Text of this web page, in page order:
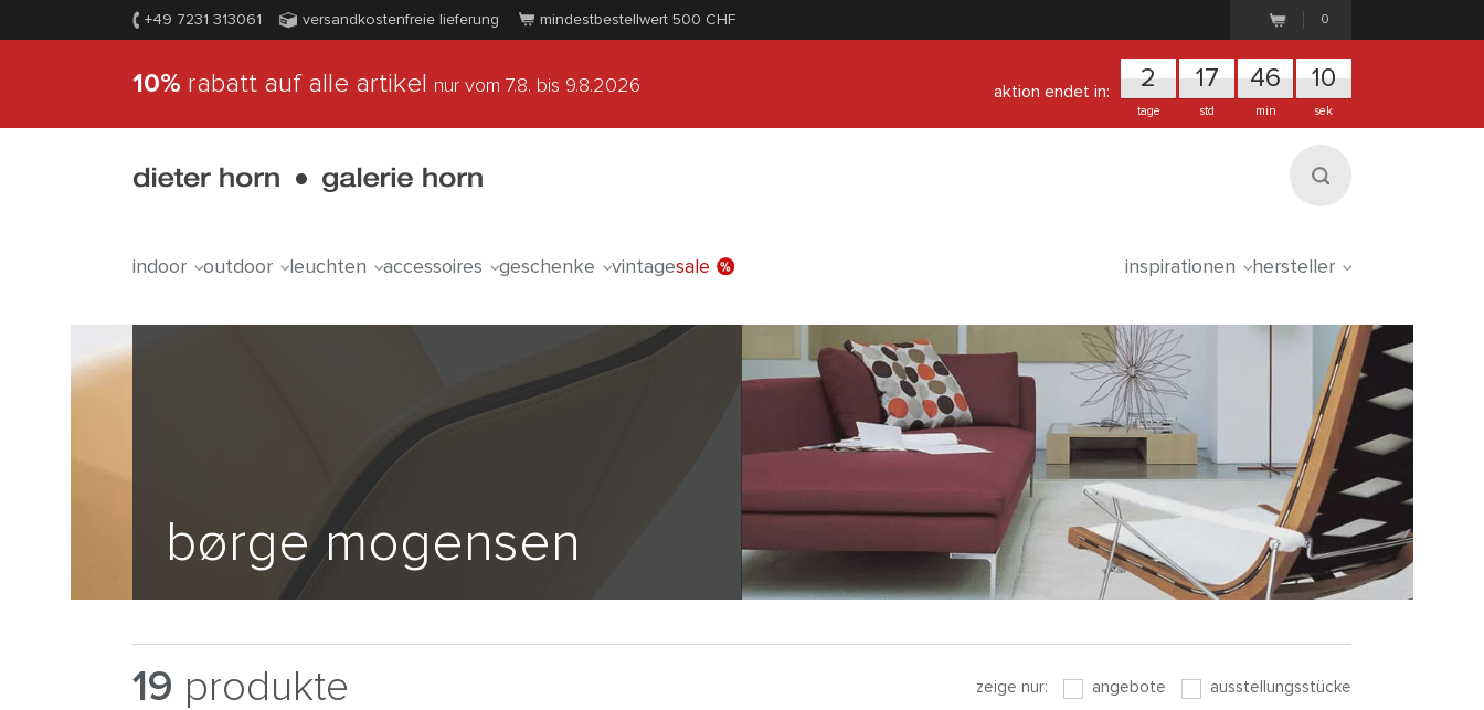
+49 7231 313061 versandkostenfreie lieferung mindestbestellwert 500 CHF 0
10% rabatt auf alle artikel nur vom 7.8. bis 9.8.2026 aktion endet in: 2
tage
17
std
46
min
10
sek
indoor outdoor leuchten accessoires geschenke vintagesale inspirationen hersteller
børge mogensen
19 produkte zeige nur: angebote ausstellungsstücke